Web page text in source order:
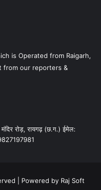
is Operated from Raigarh,
from our reporters &
मंदिर रोड़, रायगढ़ (छ.ग.) ईमेल:
| Powered by Raj Soft